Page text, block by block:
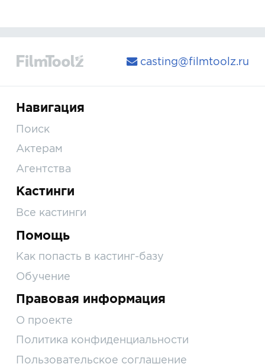
casting@filmtoolz.ru
Навигация
Поиск
Актерам
Агентства
Кастинги
Все кастинги
Помощь
Как попасть в кастинг-базу
Обучение
Правовая информация
О проекте
Политика конфиденциальности
Пользовательское соглашение